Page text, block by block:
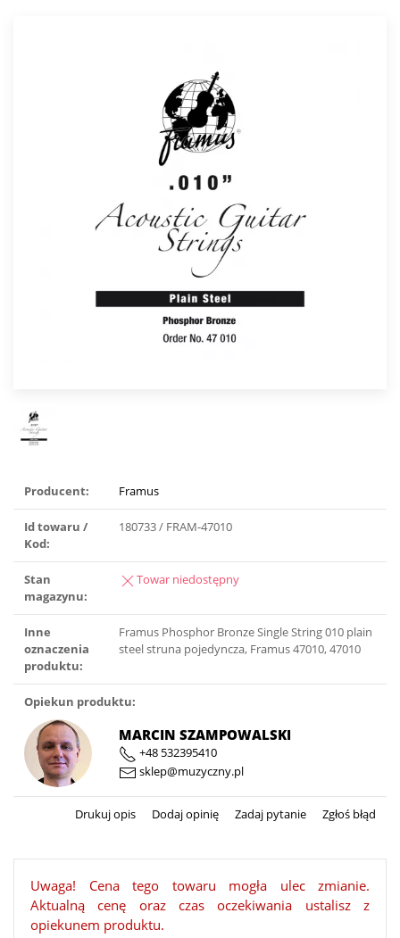
Producent: Framus
Id towaru /
Kod:
180733 / FRAM-47010
Stan
magazynu:
Towar niedostępny
Inne
oznaczenia
produktu:
Framus Phosphor Bronze Single String 010 plain
steel struna pojedyncza, Framus 47010, 47010
Opiekun produktu:
MARCIN SZAMPOWALSKI
+48 532395410
sklep@muzyczny.pl
Drukuj opis Dodaj opinię Zadaj pytanie Zgłoś błąd
Uwaga! Cena tego towaru mogła ulec zmianie.
Aktualną cenę oraz czas oczekiwania ustalisz z
opiekunem produktu.